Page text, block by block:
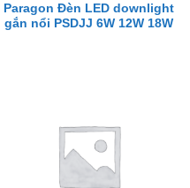
Paragon Đèn LED downlight
gắn nổi PSDJJ 6W 12W 18W